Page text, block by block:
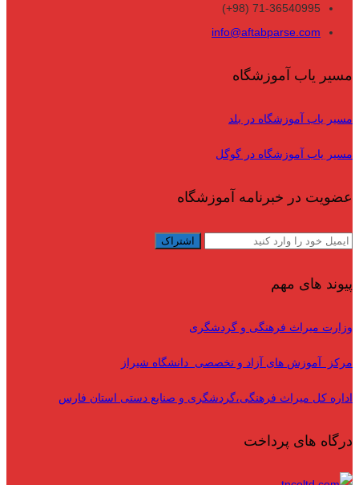
71-36540995 (98+)
info@aftabparse.com
مسیر یاب آموزشگاه
مسیر یاب آموزشگاه در بلد
مسیر یاب آموزشگاه در گوگل
عضویت در خبرنامه آموزشگاه
پیوند های مهم
وزارت میراث فرهنگی و گردشگری
مرکز آموزش های آزاد و تخصصی دانشگاه شیراز
اداره کل میراث فرهنگی،گردشگری و صنایع دستی استان فارس
درگاه های پرداخت